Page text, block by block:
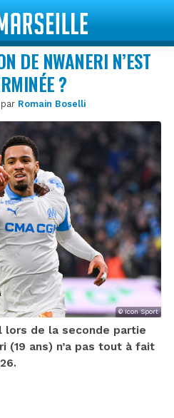
DE NWANERI N’EST
?
Romain Boselli
© Icon Sport
lors de la seconde partie
(19 ans) n’a pas tout à fait